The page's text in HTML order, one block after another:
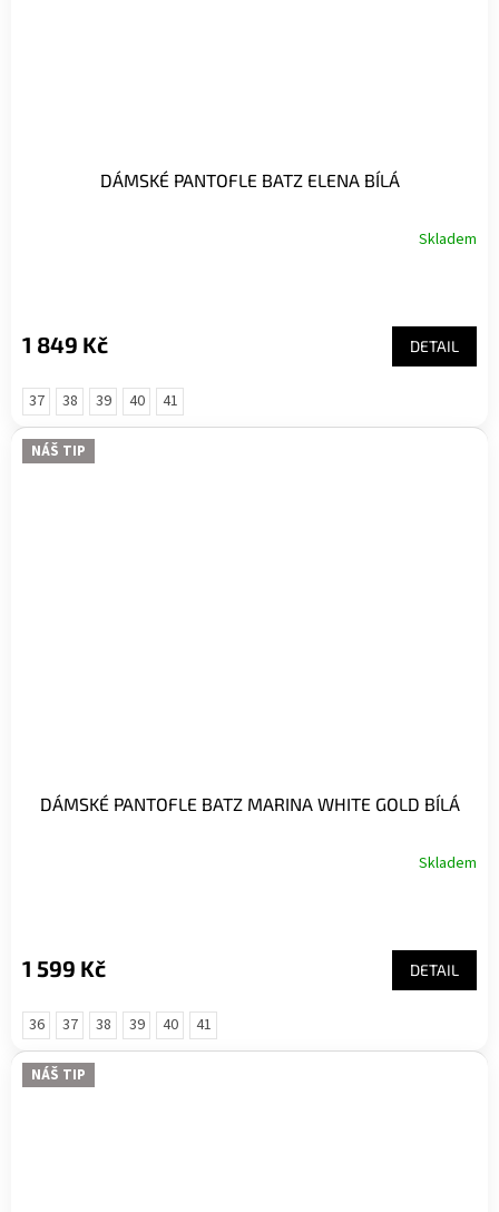
DÁMSKÉ PANTOFLE BATZ ELENA BÍLÁ
Skladem
1 849 Kč DETAIL
37 38 39 40 41
NÁŠ TIP
DÁMSKÉ PANTOFLE BATZ MARINA WHITE GOLD BÍLÁ
Skladem
1 599 Kč DETAIL
36 37 38 39 40 41
NÁŠ TIP